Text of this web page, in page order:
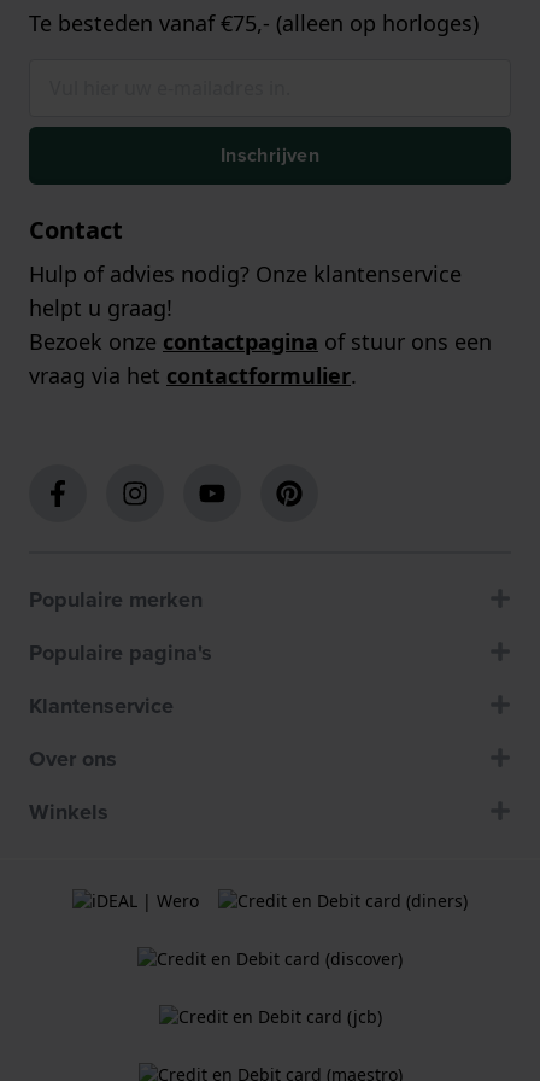
Te besteden vanaf €75,- (alleen op horloges)
Inschrijven
Contact
Hulp of advies nodig? Onze klantenservice
helpt u graag!
Bezoek onze contactpagina of stuur ons een
vraag via het contactformulier.
Populaire merken
Populaire pagina's
Klantenservice
Over ons
Winkels